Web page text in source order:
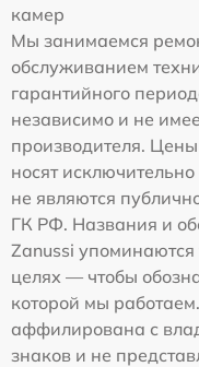
камер
Мы занимаемся
обслуживанием
гарантийного
независимо и не
производителя.
носят
не являются
ГК РФ. Названия и
Zanussi
целях — чтобы
которой мы
аффилирована с
знаков и не